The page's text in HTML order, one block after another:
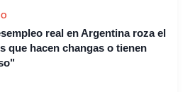
real en Argentina roza el
que hacen changas o tienen